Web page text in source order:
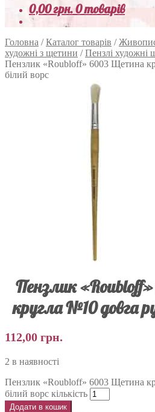
0,00грн.0 товарів
Головна /Каталог товарів /
художні з щетини /Пензлі художні
Пензлик «Roubloff» 6003 Щетина
білий ворс
Пензлик
кругла №10 довга
112,00 грн.
2 в наявності
Пензлик «Roubloff» 6003 Щетина
білий ворс кількість
Додати в кошик